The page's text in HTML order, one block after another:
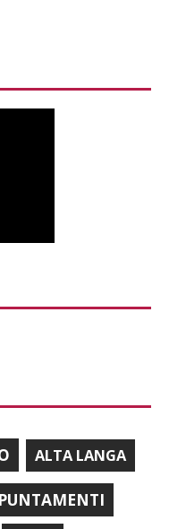
ALTA LANGA